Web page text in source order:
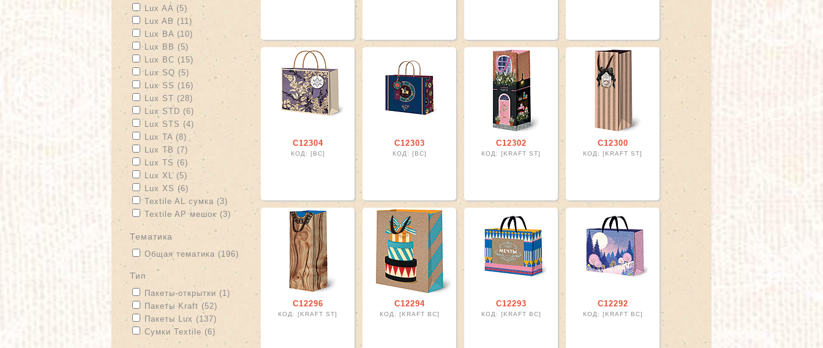
Apply Lux AA filter
Lux AA (5) Apply Lux AA filter
Apply Lux AB filter
Lux AB (11) Apply Lux AB filter
Apply Lux BA filter
Lux BA (10) Apply Lux BA filter
Apply Lux BB filter
Lux BB (5) Apply Lux BB filter
Apply Lux BC filter
Lux BC (15) Apply Lux BC filter
Apply Lux SQ filter
Lux SQ (5) Apply Lux SQ filter
Apply Lux SS filter
Lux SS (16) Apply Lux SS filter
Apply Lux ST filter
Lux ST (28)
Apply Lux STD filter
Lux STD (6) Apply Lux STD filter
Apply Lux STS filter
Lux STS (4) Apply Lux STS filter
Apply Lux TA filter
Lux TA (8) Apply Lux TA filter
Apply Lux TB filter
Lux TB (7)
Apply Lux TS filter
Lux TS (6) Apply Lux TS filter
Apply Lux XL filter
Lux XL (5) Apply Lux XL filter
Apply Lux XS filter
Lux XS (6) Apply Lux XS filter
Apply Textile AL сумка filter
Textile AL сумка (3) Apply Textile AL сумка filter
Apply Textile AP мешок filter
Textile AP мешок (3) Apply Textile AP мешок filter
тематика
Apply Общая тематика filter
Общая тематика (196) Apply Общая тематика filter
тип
Apply Пакеты-открытки filter
Пакеты-открытки (1) Apply Пакеты-открытки filter
Apply Пакеты Kraft filter
Пакеты Kraft (52) Apply Пакеты Kraft filter
Apply Пакеты Lux filter
Пакеты Lux (137) Apply Пакеты Lux filter
Apply Сумки Textile filter
Сумки Textile (6)
С12304
КОД: [ВС]
С12303
КОД: [ВС]
С12302
КОД: [KRAFT ST]
С12300
КОД: [KRAFT ST]
С12296
КОД: [KRAFT ST]
С12294
КОД: [KRAFT BC]
С12293
КОД: [KRAFT BC]
С12292
КОД: [KRAFT BC]